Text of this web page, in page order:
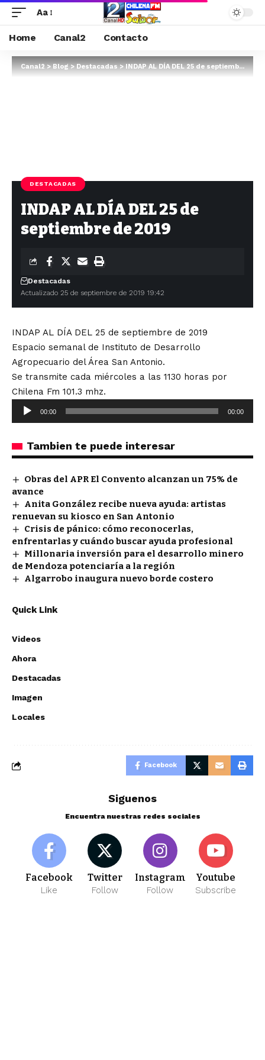
Aa
Home Canal2 Contacto
Canal2>Blog>Destacadas>INDAP AL DÍA DEL 25 de septiembre de 2019
DESTACADAS
INDAP AL DÍA DEL 25 de
septiembre de 2019
Actualizado 25 de septiembre de 2019 19:42
Destacadas
INDAP AL DÍA DEL 25 de septiembre de 2019
Espacio semanal de Instituto de Desarrollo
Agropecuario del Área San Antonio.
Se transmite cada miércoles a las 1130 horas por
Chilena Fm 101.3 mhz.
Reproductor
de
00:00 00:00
Tambien te puede interesar
Obras del APR El Convento alcanzan un 75% de
avance
Anita González recibe nueva ayuda: artistas
renuevan su kiosco en San Antonio
Crisis de pánico: cómo reconocerlas,
enfrentarlas y cuándo buscar ayuda profesional
Millonaria inversión para el desarrollo minero
de Mendoza potenciaría a la región
Algarrobo inaugura nuevo borde costero
Quick Link
Videos
Ahora
Destacadas
Imagen
Locales
Facebook
Siguenos
Encuentra nuestras redes sociales
Facebook
Like
Twitter
Follow
Instagram
Follow
Youtube
Subscribe